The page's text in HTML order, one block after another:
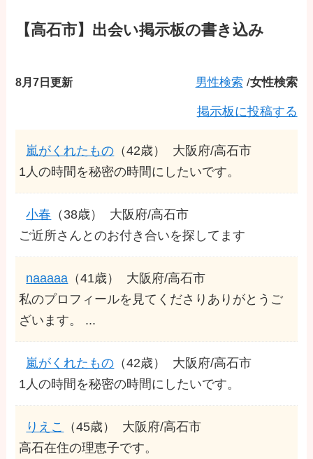
【高石市】出会い掲示板の書き込み
8月7日更新 男性検索 /女性検索
掲示板に投稿する
嵐がくれたもの （42歳）
大阪府/高石市
1人の時間を秘密の時間にしたいです。
小春 （38歳）
大阪府/高石市
ご近所さんとのお付き合いを探してます
naaaaa （41歳）
大阪府/高石市
私のプロフィールを見てくださりありがとうご
ざいます。 ...
嵐がくれたもの （42歳）
大阪府/高石市
1人の時間を秘密の時間にしたいです。
りえこ （45歳）
大阪府/高石市
高石在住の理恵子です。